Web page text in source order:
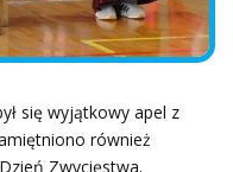
się wyjątkowy apel z
również
Zwycięstwa.